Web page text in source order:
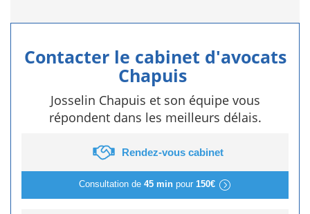
Contacter le cabinet d'avocats
Chapuis
Josselin Chapuis et son équipe vous
répondent dans les meilleurs délais.
Rendez-vous cabinet
Consultation de 45 minpour 150€